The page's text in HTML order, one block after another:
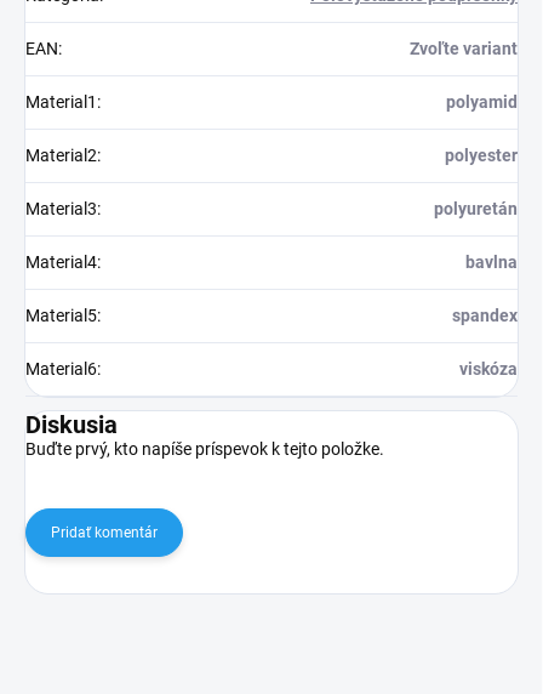
EAN: Zvoľte variant
Material1 : polyamid
Material2: polyester
Material3: polyuretán
Material4: bavlna
Material5: spandex
Material6: viskóza
Diskusia
Buďte prvý, kto napíše príspevok k tejto položke.
Pridať komentár